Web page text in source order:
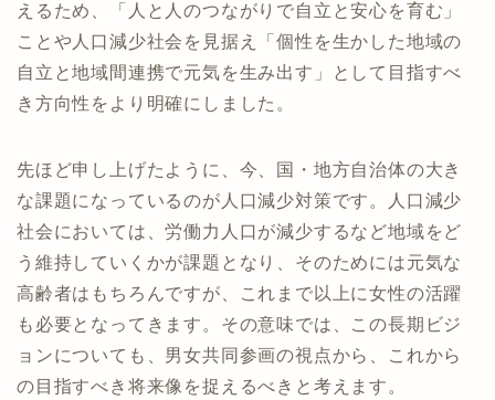
えるため、「人と人のつながりで自立と安心を育む」
ことや人口減少社会を見据え「個性を生かした地域の
自立と地域間連携で元気を生み出す」として目指すべ
き方向性をより明確にしました。
先ほど申し上げたように、今、国・地方自治体の大き
な課題になっているのが人口減少対策です。人口減少
社会においては、労働力人口が減少するなど地域をど
う維持していくかが課題となり、そのためには元気な
高齢者はもちろんですが、これまで以上に女性の活躍
も必要となってきます。その意味では、この長期ビジ
ョンについても、男女共同参画の視点から、これから
の目指すべき将来像を捉えるべきと考えます。